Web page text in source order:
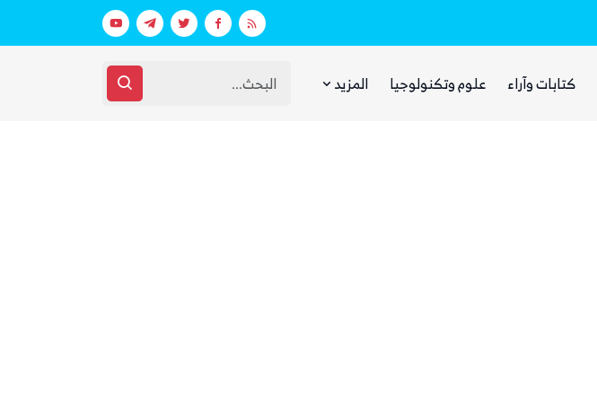
كتابات وآراء علوم وتكنولوجيا المزيد